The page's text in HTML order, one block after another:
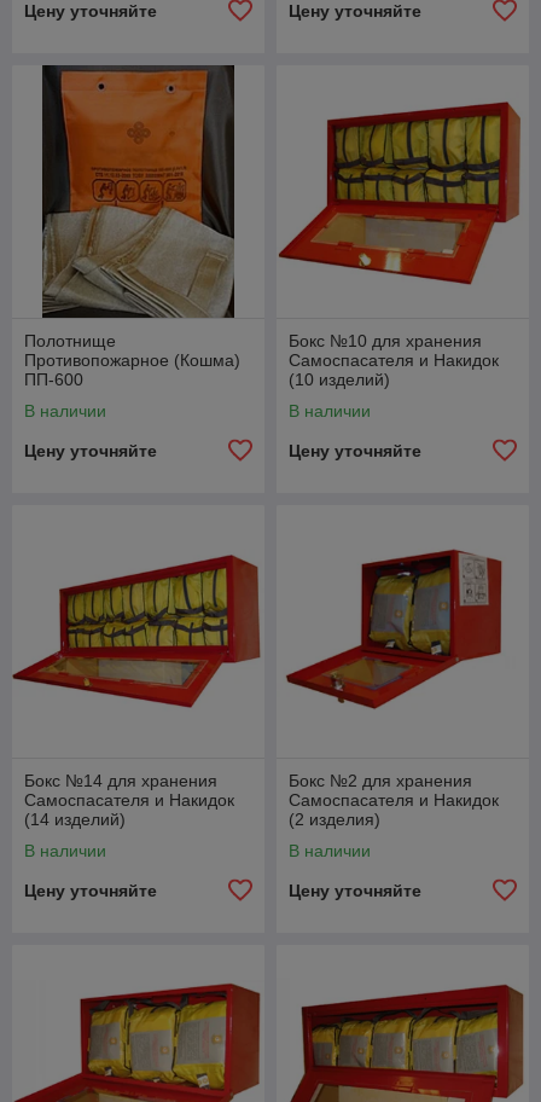
Цену уточняйте Цену уточняйте
Полотнище
Противопожарное (Кошма)
ПП-600
В наличии
Цену уточняйте
Бокс №10 для хранения
Самоспасателя и Накидок
(10 изделий)
В наличии
Цену уточняйте
Бокс №14 для хранения
Самоспасателя и Накидок
(14 изделий)
В наличии
Цену уточняйте
Бокс №2 для хранения
Самоспасателя и Накидок
(2 изделия)
В наличии
Цену уточняйте